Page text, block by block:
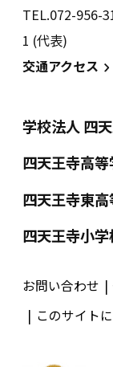
TEL.072-956-
1 (代表)
交通アクセス
学校法人 四
四天王寺高
四天王寺東
四天王寺小学
お問い合わせ
このサイト